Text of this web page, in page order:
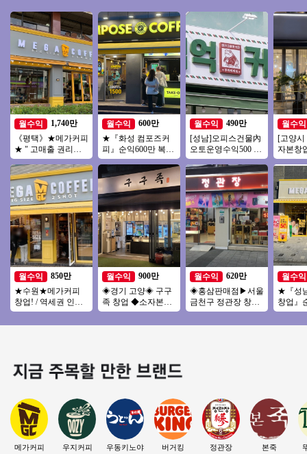
월수익
1,740만
《평택》★메가커피
★ " 고매출 권리금
좋은 매장 " 특급
월수익
850만
★수원★메가커피
창업! / 역세권 인근
대로변 위치! / 꾸준
한 유동이 흐르는위
월수익
600만
★『화성 컴포즈커
피』순익600만 복합
상권★27년호재 소
자본창업 여성창업
투잡추천
월수익
900만
◈경기 고양◈ 구구
족 창업 ◆소자본매
장◆ 부부창업/요식
업창업/은퇴창업
월수익
490만
[성남]오피스건물內
오토운영수익500 백
억커피 초보창업 여
성창업 추천드립니
다
월수익
620만
◈홍삼판매점▶서울
금천구 정관장 창업
◀ 연매출3억5천↑안
정성/낮은월비용
월수익
[고양시
자본창
전국 초
월수익
★『성
창업』
오피스
일 운영
메가커피 우지커피 우동키노야 버거킹 정관장 본죽